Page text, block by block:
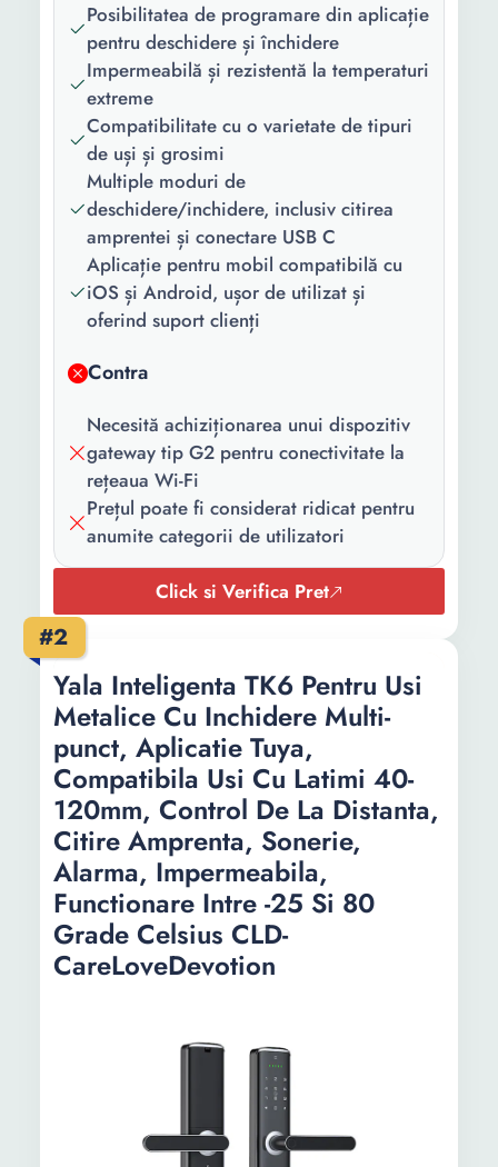
suruburi 1 x template de
gaurire 1 x Incuietoare
inteligenta 2 x Carduri
Smart:
Da
Tip usa:
Interior Exterior
Material usa:
Lemn Otel Fier forjat PVC
Aluminiu
Tip
deschidere:
Partea dreapta Partea
stanga
Grosime usa:
Tensiune
alimentare:
6 V
Lungime:
250 mm
Latime:
60 mm
Grosime:
20 mm
Greutate:
Posibilitatea de programare din aplicație
pentru deschidere și închidere
Impermeabilă și rezistentă la temperaturi
extreme
Compatibilitate cu o varietate de tipuri
de uși și grosimi
Multiple moduri de
deschidere/inchidere, inclusiv citirea
amprentei și conectare USB C
Aplicație pentru mobil compatibilă cu
iOS și Android, ușor de utilizat și
oferind suport clienți
Contra
Necesită achiziționarea unui dispozitiv
gateway tip G2 pentru conectivitate la
rețeaua Wi-Fi
Prețul poate fi considerat ridicat pentru
anumite categorii de utilizatori
Click si Verifica Pret
#2
Yala Inteligenta TK6 Pentru Usi
Metalice Cu Inchidere Multi-
punct, Aplicatie Tuya,
Compatibila Usi Cu Latimi 40-
120mm, Control De La Distanta,
Citire Amprenta, Sonerie,
Alarma, Impermeabila,
Functionare Intre -25 Si 80
Grade Celsius CLD-
CareLoveDevotion